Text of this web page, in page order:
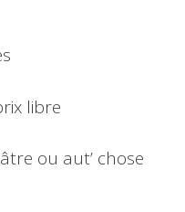
libre
ou aut’ chose